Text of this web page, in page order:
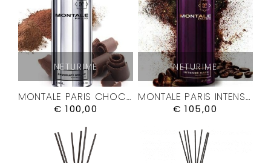
NETURIME
MONTALE PARIS CHOCOLATE GREEDY KVEPALAI
€ 100,00
NETURIME
MONTALE PARIS INTENSE CAFÉ KVEPALAI
€ 105,00